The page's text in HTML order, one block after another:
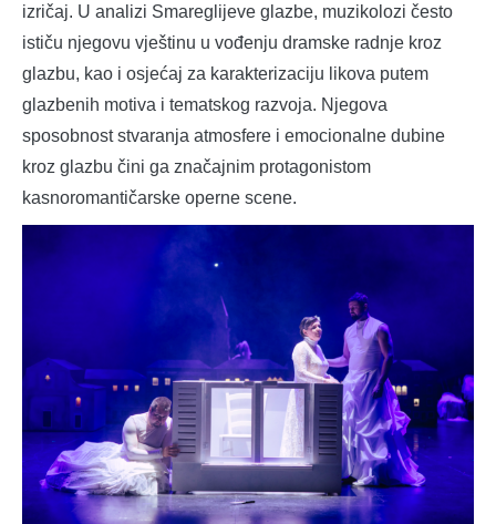
izričaj. U analizi Smareglijeve glazbe, muzikolozi često
ističu njegovu vještinu u vođenju dramske radnje kroz
glazbu, kao i osjećaj za karakterizaciju likova putem
glazbenih motiva i tematskog razvoja. Njegova
sposobnost stvaranja atmosfere i emocionalne dubine
kroz glazbu čini ga značajnim protagonistom
kasnoromantičarske operne scene.